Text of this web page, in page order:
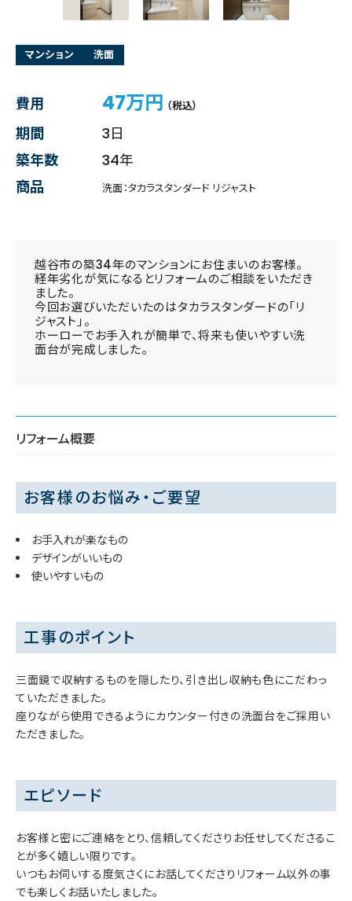
マンション 洗面
費用 47万円 （税込）
期間
3日
築年数
34年
商品
洗面：タカラスタンダード リジャスト
越谷市の築34年のマンションにお住まいのお客様。
経年劣化が気になるとリフォームのご相談をいただき
ました。
今回お選びいただいたのはタカラスタンダードの「リ
ジャスト」。
ホーローでお手入れが簡単で、将来も使いやすい洗
面台が完成しました。
リフォーム概要
お客様のお悩み・ご要望
お手入れが楽なもの
デザインがいいもの
使いやすいもの
工事のポイント
三面鏡で収納するものを隠したり、引き出し収納も色にこだわっ
ていただきました。
座りながら使用できるようにカウンター付きの洗面台をご採用い
ただきました。
エピソード
お客様と密にご連絡をとり、信頼してくださりお任せしてくださるこ
とが多く嬉しい限りです。
いつもお伺いする度気さくにお話してくださりリフォーム以外の事
でも楽しくお話いたしました。